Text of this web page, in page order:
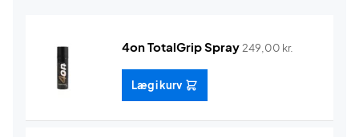
4on TotalGrip Spray 249,00 kr.
Læg i kurv